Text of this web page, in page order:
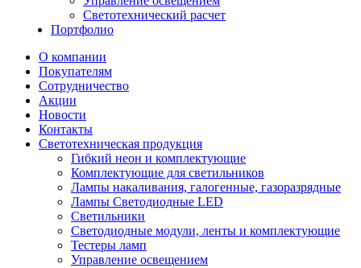
Светотехнический расчет
Портфолио
О компании
Покупателям
Сотрудничество
Акции
Новости
Контакты
Светотехническая продукция
Гибкий неон и комплектующие
Комплектующие для светильников
Лампы накаливания, галогенные, газоразрядные
Лампы Светодиодные LED
Светильники
Светодиодные модули, ленты и комплектующие
Тестеры ламп
Управление освещением